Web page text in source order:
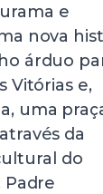
e
nova
árduo
Vitórias e,
uma
da
do